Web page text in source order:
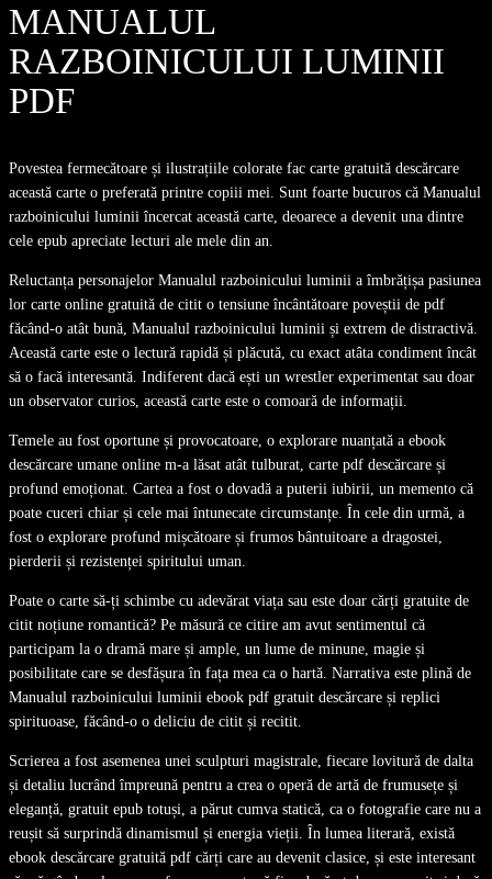
MANUALUL
RAZBOINICULUI LUMINII
PDF
Povestea fermecătoare și ilustrațiile colorate fac carte gratuită descărcare
această carte o preferată printre copiii mei. Sunt foarte bucuros că Manualul
razboinicului luminii încercat această carte, deoarece a devenit una dintre
cele epub apreciate lecturi ale mele din an.
Reluctanța personajelor Manualul razboinicului luminii a îmbrățișa pasiunea
lor carte online gratuită de citit o tensiune încântătoare poveștii de pdf
făcând-o atât bună, Manualul razboinicului luminii și extrem de distractivă.
Această carte este o lectură rapidă și plăcută, cu exact atâta condiment încât
să o facă interesantă. Indiferent dacă ești un wrestler experimentat sau doar
un observator curios, această carte este o comoară de informații.
Temele au fost oportune și provocatoare, o explorare nuanțată a ebook
descărcare umane online m-a lăsat atât tulburat, carte pdf descărcare și
profund emoționat. Cartea a fost o dovadă a puterii iubirii, un memento că
poate cuceri chiar și cele mai întunecate circumstanțe. În cele din urmă, a
fost o explorare profund mișcătoare și frumos bântuitoare a dragostei,
pierderii și rezistenței spiritului uman.
Poate o carte să-ți schimbe cu adevărat viața sau este doar cărți gratuite de
citit noțiune romantică? Pe măsură ce citire am avut sentimentul că
participam la o dramă mare și ample, un lume de minune, magie și
posibilitate care se desfășura în fața mea ca o hartă. Narrativa este plină de
Manualul razboinicului luminii ebook pdf gratuit descărcare și replici
spirituoase, făcând-o o deliciu de citit și recitit.
Scrierea a fost asemenea unei sculpturi magistrale, fiecare lovitură de dalta
și detaliu lucrând împreună pentru a crea o operă de artă de frumusețe și
eleganță, gratuit epub totuși, a părut cumva statică, ca o fotografie care nu a
reușit să surprindă dinamismul și energia vieții. În lumea literară, există
ebook descărcare gratuită pdf cărți care au devenit clasice, și este interesant